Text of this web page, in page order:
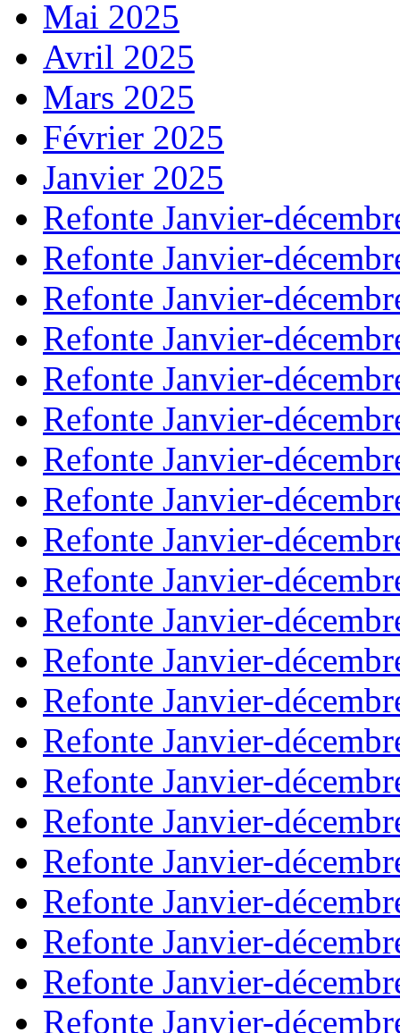
Mai 2025
Avril 2025
Mars 2025
Février 2025
Janvier 2025
Refonte Janvier-
Refonte Janvier-
Refonte Janvier-
Refonte Janvier-
Refonte Janvier-
Refonte Janvier-
Refonte Janvier-
Refonte Janvier-
Refonte Janvier-
Refonte Janvier-
Refonte Janvier-
Refonte Janvier-
Refonte Janvier-
Refonte Janvier-
Refonte Janvier-
Refonte Janvier-
Refonte Janvier-
Refonte Janvier-
Refonte Janvier-
Refonte Janvier-
Refonte Janvier-